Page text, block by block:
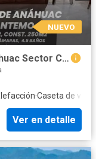
NUEVO
Casa en renta en Cerradas de Anáhuac Sector Crisantemo, de 3 niveles, amueblada.
·Caseta de
Ver en detalle